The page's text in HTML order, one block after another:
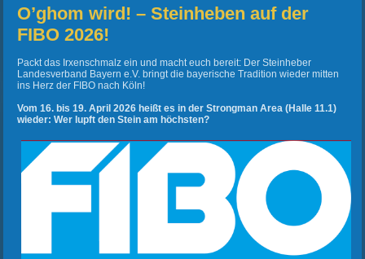
O’ghom wird! – Steinheben auf der
FIBO 2026!
Packt das Irxenschmalz ein und macht euch bereit: Der Steinheber
Landesverband Bayern e.V. bringt die bayerische Tradition wieder mitten
ins Herz der FIBO nach Köln!
Vom 16. bis 19. April 2026 heißt es in der Strongman Area (Halle 11.1)
wieder: Wer lupft den Stein am höchsten?